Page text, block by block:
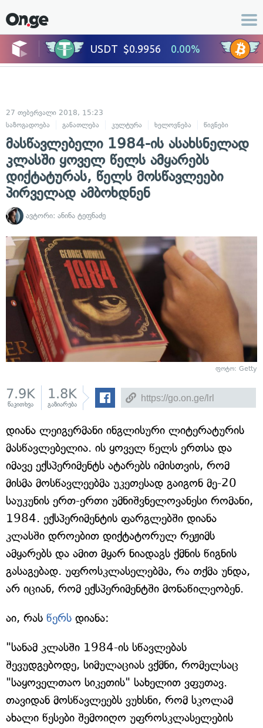
27 თებერვალი 2018, 15:23
საზოგადოება
განათლება კულტურა ხელოვნება წიგნები
მასწავლებელი 1984-ის ასახსნელად
კლასში ყოველ წელს ამყარებს
დიქტატურას, წელს მოსწავლეები
პირველად ამბოხდნენ
ავტორი: ანინა ტეფნაძე
ფოტო: Getty
7.9K
წაკითხვა
1.8K
გაზიარება
დიანა ლეიგერმანი ინგლისური ლიტერატურის
მასწავლებელია. ის ყოველ წელს ერთსა და
იმავე ექსპერიმენტს ატარებს იმისთვის, რომ
მისმა მოსწავლეებმა უკეთესად გაიგონ მე-20
საუკუნის ერთ-ერთი უმნიშვნელოვანესი რომანი,
1984. ექსპერიმენტის ფარგლებში დიანა
კლასში დროებით დიქტატორულ რეჟიმს
ამყარებს და ამით მყარ ნიადაგს ქმნის წიგნის
გასაგებად. უფროსკლასელებმა, რა თქმა უნდა,
არ იციან, რომ ექსპერიმენტში მონაწილეობენ.
აი, რას წერს დიანა:
"სანამ კლასში 1984-ის სწავლებას
შევუდგებოდე, სიმულაციას ვქმნი, რომელსაც
"საყოველთაო სიკეთის" სახელით ვფუთავ.
თავიდან მოსწავლეებს ვუხსნი, რომ სკოლამ
ახალი წესები შემოიღო უფროსკლასელების